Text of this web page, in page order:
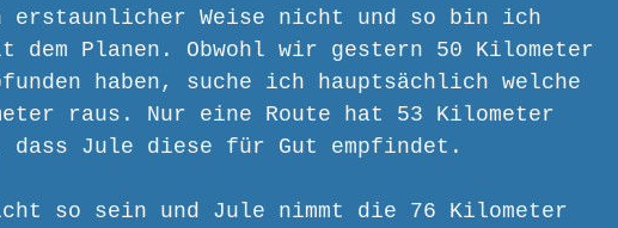
erstaunlicher Weise nicht und so bin ich
Planen. Obwohl wir gestern 50 Kilometer
haben, suche ich hauptsächlich welche
raus. Nur eine Route hat 53 Kilometer
dass Jule diese für Gut empfindet.
so sein und Jule nimmt die 76 Kilometer